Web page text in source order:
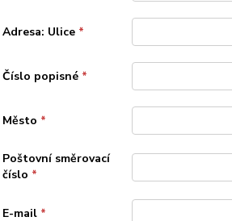
Adresa: Ulice *
Číslo popisné *
Město *
Poštovní směrovací
číslo *
E-mail *